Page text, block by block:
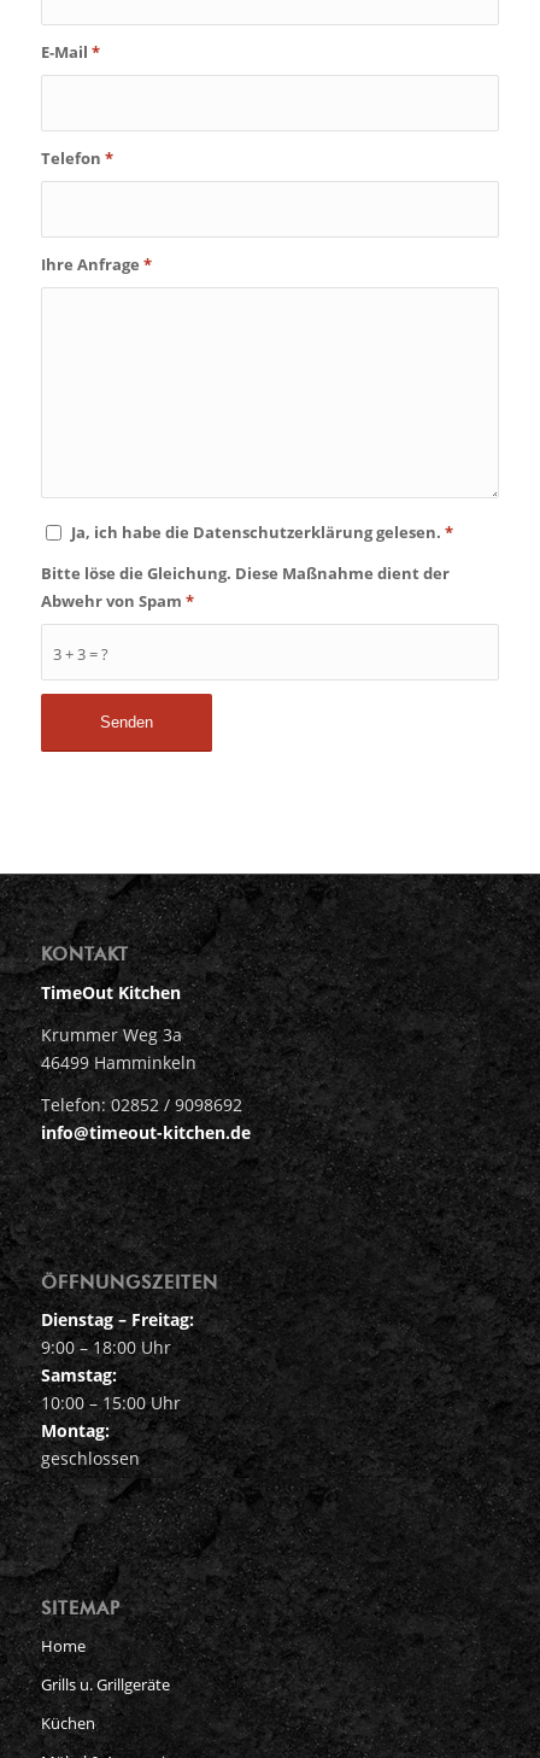
E-Mail *
Telefon *
Ihre Anfrage *
Ja, ich habe die Datenschutzerklärung gelesen. *
3 + 3 = ?
Bitte löse die Gleichung. Diese Maßnahme dient der
Abwehr von Spam *
KONTAKT
TimeOut Kitchen
Krummer Weg 3a
46499 Hamminkeln
Telefon: 02852 / 9098692
info@timeout-kitchen.de
ÖFFNUNGSZEITEN
Dienstag – Freitag:
9:00 – 18:00 Uhr
Samstag:
10:00 – 15:00 Uhr
Montag:
geschlossen
SITEMAP
Home
Grills u. Grillgeräte
Küchen